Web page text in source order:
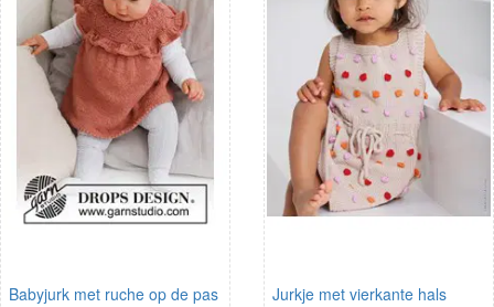
Babyjurk met ruche op de pas Jurkje met vierkante hals